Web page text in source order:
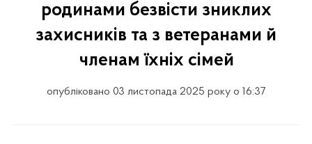
родинами безвісти зниклих
захисників та з ветеранами й
членам їхніх сімей
опубліковано 03 листопада 2025 року о 16:37